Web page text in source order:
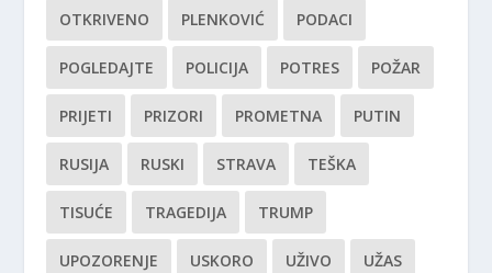
OTKRIVENO PLENKOVIĆ PODACI
POGLEDAJTE POLICIJA POTRES POŽAR
PRIJETI PRIZORI PROMETNA PUTIN
RUSIJA RUSKI STRAVA TEŠKA
TISUĆE TRAGEDIJA TRUMP
UPOZORENJE USKORO UŽIVO UŽAS